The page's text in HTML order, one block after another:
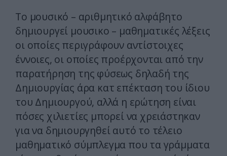
Το μουσικό – αριθμητικό αλφάβητο
δημιουργεί μουσικο – μαθηματικές λέξεις
οι οποίες περιγράφουν αντίστοιχες
έννοιες, οι οποίες προέρχονται από την
παρατήρηση της φύσεως δηλαδή της
Δημιουργίας άρα κατ επέκταση του ίδιου
του Δημιουργού, αλλά η ερώτηση είναι
πόσες χιλιετίες μπορεί να χρειάστηκαν
για να δημιουργηθεί αυτό το τέλειο
μαθηματικό σύμπλεγμα που τα γράμματα